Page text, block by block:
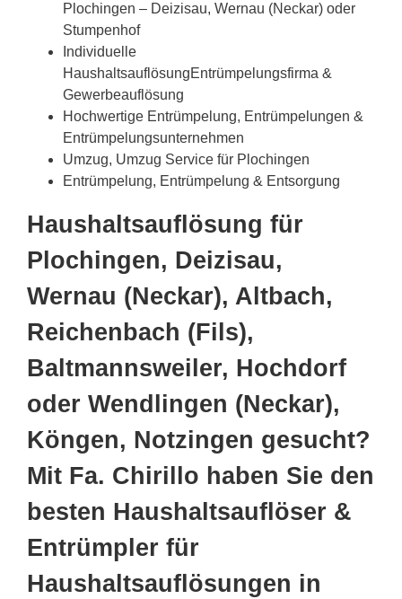
Plochingen – Deizisau, Wernau (Neckar) oder
Stumpenhof
Individuelle
HaushaltsauflösungEntrümpelungsfirma &
Gewerbeauflösung
Hochwertige Entrümpelung, Entrümpelungen &
Entrümpelungsunternehmen
Umzug, Umzug Service für Plochingen
Entrümpelung, Entrümpelung & Entsorgung
Haushaltsauflösung für
Plochingen, Deizisau,
Wernau (Neckar), Altbach,
Reichenbach (Fils),
Baltmannsweiler, Hochdorf
oder Wendlingen (Neckar),
Köngen, Notzingen gesucht?
Mit Fa. Chirillo haben Sie den
besten Haushaltsauflöser &
Entrümpler für
Haushaltsauflösungen in